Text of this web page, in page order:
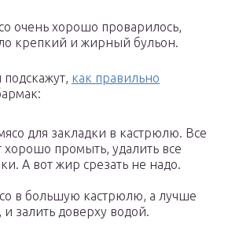
очень хорошо проварилось,
крепкий и жирный бульон.
как правильно
для закладки в кастрюлю. Все
хорошо промыть, удалить все
А вот жир срезать не надо.
в большую кастрюлю, а лучше
и залить доверху водой.